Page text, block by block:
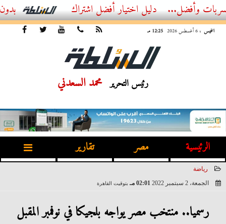
أفضل اشتراك IPTV بدون تقطيع 2026 – دليل المشاهد العصري
الخميس ، 6 أغسطس 2026 12:25 مـ
رئيس التحرير محمد السعدني
الرئيسية مصر تقارير
رياضة
الجمعة، 2 سبتمبر 2022
02:01 مـ بتوقيت القاهرة
رسميا.. منتخب مصر يواجه بلجيكا في نوفمبر المقبل